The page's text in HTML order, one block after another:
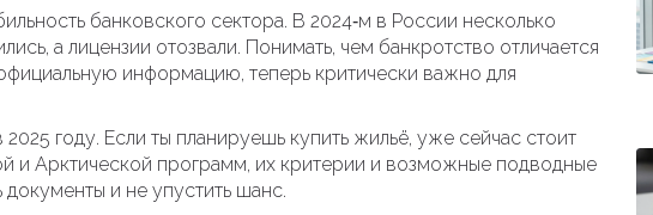
банковского сектора. В 2024‑м в России несколько
а лицензии отозвали. Понимать, чем банкротство отличается
официальную информацию, теперь критически важно для
году. Если ты планируешь купить жильё, уже сейчас стоит
и Арктической программ, их критерии и возможные подводные
и не упустить шанс.